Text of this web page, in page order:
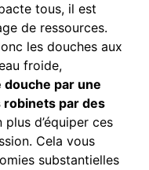
tous, il est
de ressources.
les douches aux
froide,
par une
par des
plus d’équiper ces
Cela vous
substantielles